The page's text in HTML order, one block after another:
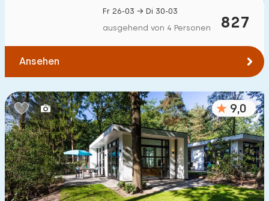
827
Fr 26-03 → Di 30-03
ausgehend von 4 Personen
Ansehen
9,0